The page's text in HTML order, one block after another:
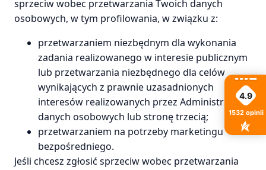
sprzeciw wobec przetwarzania Twoich danych
osobowych, w tym profilowania, w związku z:
przetwarzaniem niezbędnym dla wykonania
zadania realizowanego w interesie publicznym
lub przetwarzania niezbędnego dla celów
wynikających z prawnie uzasadnionych
interesów realizowanych przez Administratora
danych osobowych lub stronę trzecią;
przetwarzaniem na potrzeby marketingu
bezpośredniego.
Jeśli chcesz zgłosić sprzeciw wobec przetwarzania
4.9
1532 opinii